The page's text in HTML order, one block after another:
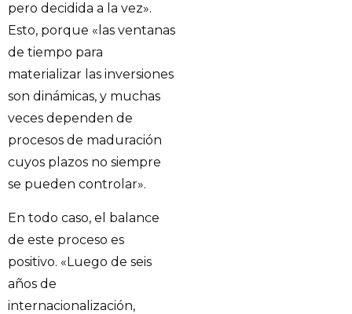
pero decidida a la vez».
Esto, porque «las ventanas
de tiempo para
materializar las inversiones
son dinámicas, y muchas
veces dependen de
procesos de maduración
cuyos plazos no siempre
se pueden controlar».
En todo caso, el balance
de este proceso es
positivo. «Luego de seis
años de
internacionalización,